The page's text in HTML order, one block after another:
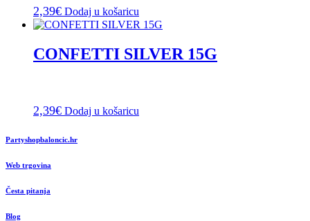
2,39€ Dodaj u košaricu
CONFETTI SILVER 15G
2,39€ Dodaj u košaricu
Partyshopbaloncic.hr
Web trgovina
Česta pitanja
Blog